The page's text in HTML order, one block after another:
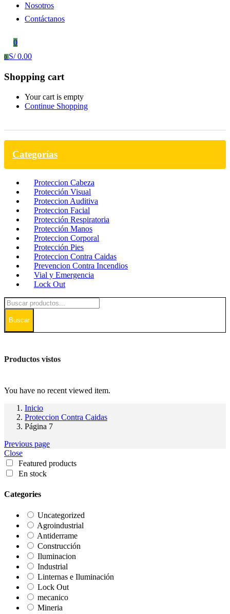
Nosotros
Contáctanos
0
0 S/0.00
Shopping cart
Your cart is empty
Continue Shopping
Categorías
Proteccion Cabeza
Protección Visual
Proteccion Auditiva
Proteccion Facial
Protección Respiratoria
Protección Manos
Proteccion Corporal
Protección Pies
Proteccion Contra Caidas
Prevencion Contra Incendios
Vial y Emergencia
Lock Out
Buscar
Productos vistos
You have no recent viewed item.
Inicio
Proteccion Contra Caidas
Página 7
Previous page
Close
Featured products
En stock
Categories
Uncategorized
Agroindustrial
Antiderrame
Construcción
Iluminacion
Industrial
Linternas e Iluminación
Lock Out
mecanico
Mineria